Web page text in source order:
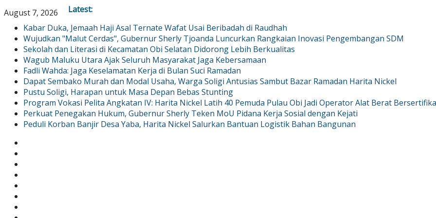
August 7, 2026
Latest:
Kabar Duka, Jemaah Haji Asal Ternate Wafat Usai Beribadah di Raudhah
Wujudkan "Malut Cerdas", Gubernur Sherly Tjoanda Luncurkan Rangkaian Inovasi Pengembangan SDM
Sekolah dan Literasi di Kecamatan Obi Selatan Didorong Lebih Berkualitas
Wagub Maluku Utara Ajak Seluruh Masyarakat Jaga Kebersamaan
Fadli Wahda: Jaga Keselamatan Kerja di Bulan Suci Ramadan
Dapat Sembako Murah dan Modal Usaha, Warga Soligi Antusias Sambut Bazar Ramadan Harita Nickel
Pustu Soligi, Harapan untuk Masa Depan Bebas Stunting
Program Vokasi Pelita Angkatan IV: Harita Nickel Latih 40 Pemuda Pulau Obi Jadi Operator Alat Berat
Perkuat Penegakan Hukum, Gubernur Sherly Teken MoU Pidana Kerja Sosial dengan Kejati
Peduli Korban Banjir Desa Yaba, Harita Nickel Salurkan Bantuan Logistik Bahan Bangunan